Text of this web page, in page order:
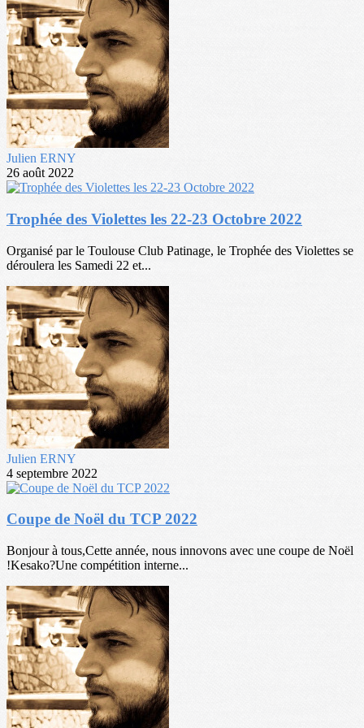
Julien ERNY
26 août 2022
Trophée des Violettes les 22-23 Octobre 2022
Organisé par le Toulouse Club Patinage, le Trophée des Violettes se
déroulera les Samedi 22 et...
Julien ERNY
4 septembre 2022
Coupe de Noël du TCP 2022
Bonjour à tous,Cette année, nous innovons avec une coupe de Noël
!Kesako?Une compétition interne...